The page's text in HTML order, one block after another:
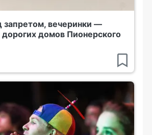
запретом, вечеринки —
домов Пионерского